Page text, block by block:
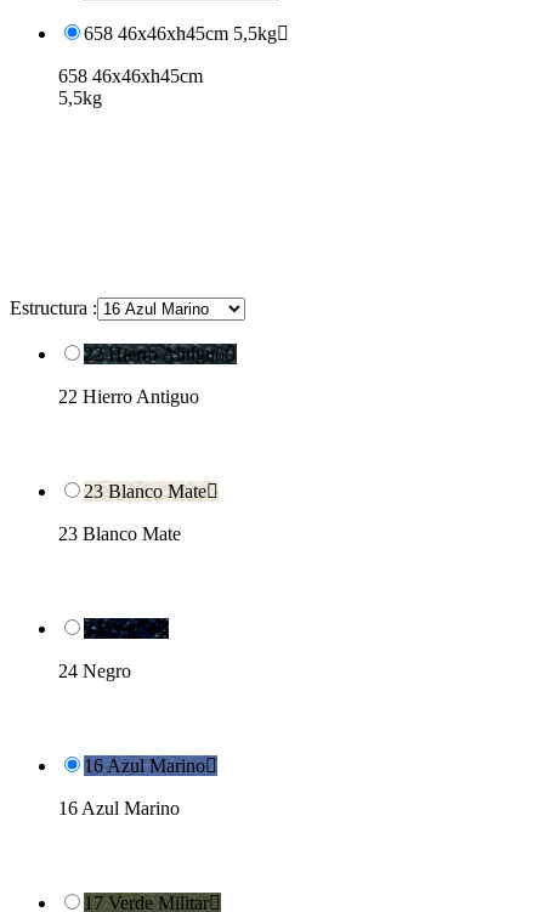
658 46x46xh45cm 5,5kg
658 46x46xh45cm
5,5kg
Estructura :
22 Hierro Antiguo
22 Hierro Antiguo
23 Blanco Mate
23 Blanco Mate
24 Negro
24 Negro
16 Azul Marino
16 Azul Marino
17 Verde Militar